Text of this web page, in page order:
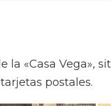
la «Casa Vega»,
postales.